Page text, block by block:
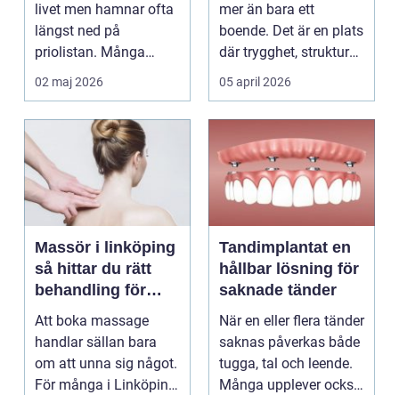
livet men hamnar ofta
längst ned på
priolistan. Många
väntar tills problemen
02 maj 2026
mer än bara ett
boende. Det är en plats
där trygghet, struktur
och professione...
05 april 2026
Massör i linköping
så hittar du rätt
behandling för
kropp och hälsa
Att boka massage
handlar sällan bara
om att unna sig något.
För många i Linköping
Tandimplantat en
hållbar lösning för
saknade tänder
När en eller flera tänder
saknas påverkas både
tugga, tal och leende.
Många upplever också